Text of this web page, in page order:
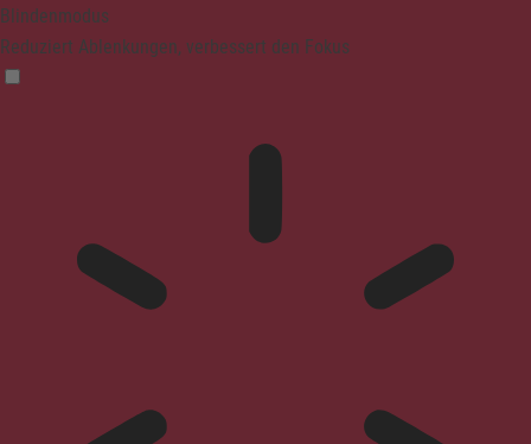
Blindenmodus
Reduziert Ablenkungen, verbessert den Fokus